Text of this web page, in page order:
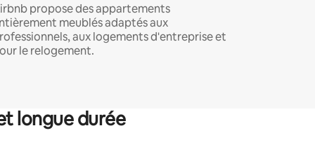
propose des appartements
meublés adaptés aux
aux logements d'entreprise et
le relogement.
longue durée